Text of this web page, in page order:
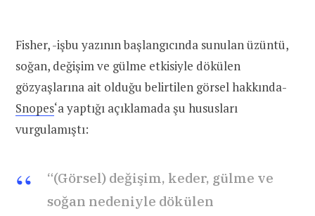
Fisher, -işbu yazının başlangıcında sunulan üzüntü,
soğan, değişim ve gülme etkisiyle dökülen
gözyaşlarına ait olduğu belirtilen görsel hakkında-
Snopes‘a yaptığı açıklamada şu hususları
vurgulamıştı:
“(Görsel) değişim, keder, gülme ve
soğan nedeniyle dökülen